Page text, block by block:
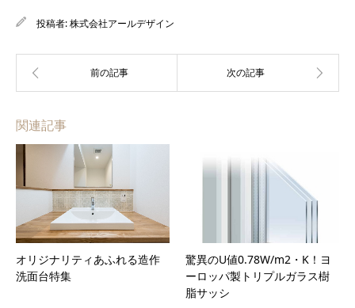
投稿者:株式会社アールデザイン
関連記事
オリジナリティあふれる造作
洗面台特集
驚異のU値0.78W/m2・K！ヨ
ーロッパ製トリプルガラス樹
脂サッシ